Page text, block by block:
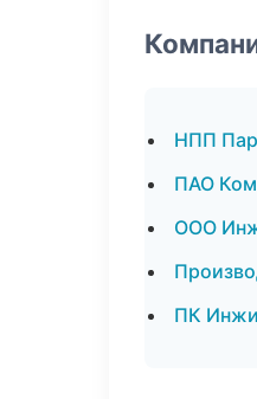
НПП
ПАО
ООО
ПК